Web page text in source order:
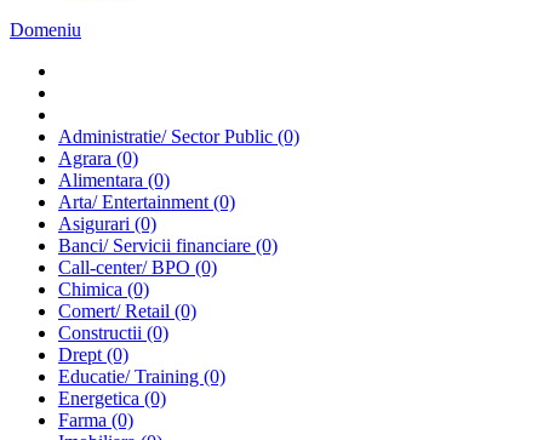
Domeniu
Administratie/ Sector Public (0)
Agrara (0)
Alimentara (0)
Arta/ Entertainment (0)
Asigurari (0)
Banci/ Servicii financiare (0)
Call-center/ BPO (0)
Chimica (0)
Comert/ Retail (0)
Constructii (0)
Drept (0)
Educatie/ Training (0)
Energetica (0)
Farma (0)